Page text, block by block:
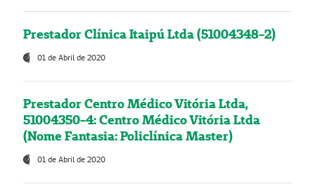
Prestador Clínica Itaipú Ltda (51004348-2)
01 de Abril de 2020
Prestador Centro Médico Vitória Ltda,
51004350-4: Centro Médico Vitória Ltda
(Nome Fantasia: Policlínica Master)
01 de Abril de 2020